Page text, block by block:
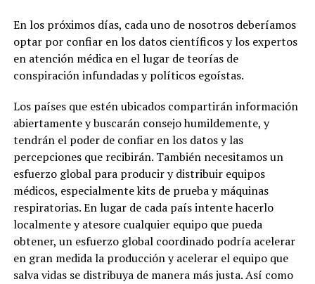
En los próximos días, cada uno de nosotros deberíamos
optar por confiar en los datos científicos y los expertos
en atención médica en el lugar de teorías de
conspiración infundadas y políticos egoístas.
Los países que estén ubicados compartirán información
abiertamente y buscarán consejo humildemente, y
tendrán el poder de confiar en los datos y las
percepciones que recibirán. También necesitamos un
esfuerzo global para producir y distribuir equipos
médicos, especialmente kits de prueba y máquinas
respiratorias. En lugar de cada país intente hacerlo
localmente y atesore cualquier equipo que pueda
obtener, un esfuerzo global coordinado podría acelerar
en gran medida la producción y acelerar el equipo que
salva vidas se distribuya de manera más justa. Así como